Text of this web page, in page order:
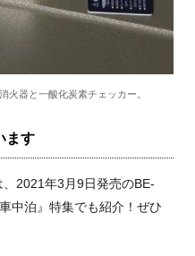
火器と一酸化炭素チェッカー。
ます
2021年3月9日発売のBE-
中泊』特集でも紹介！ぜひ